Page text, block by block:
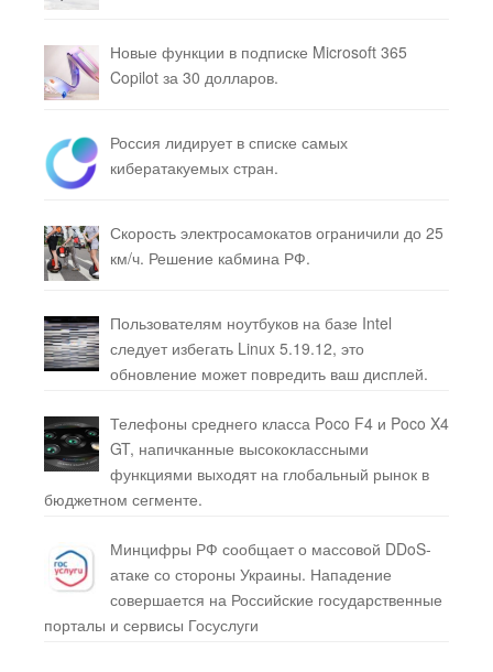
Новые функции в подписке Microsoft 365
Copilot за 30 долларов.
Россия лидирует в списке самых
кибератакуемых стран.
Скорость электросамокатов ограничили до 25
км/ч. Решение кабмина РФ.
Пользователям ноутбуков на базе Intel
следует избегать Linux 5.19.12, это
обновление может повредить ваш дисплей.
Телефоны среднего класса Poco F4 и Poco X4
GT, напичканные высококлассными
функциями выходят на глобальный рынок в
бюджетном сегменте.
Минцифры РФ сообщает о массовой DDoS-
атаке со стороны Украины. Нападение
совершается на Российские государственные
порталы и сервисы Госуслуги